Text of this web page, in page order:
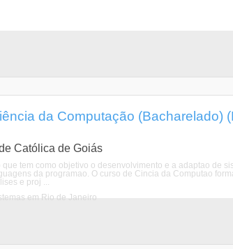
da Computação (Bacharelado)
Católica de Goiás
tem como objetivo o desenvolvimento e a adaptao de
da programao. O curso de Cincia da Computao
e proj ...
em Rio de Janeiro